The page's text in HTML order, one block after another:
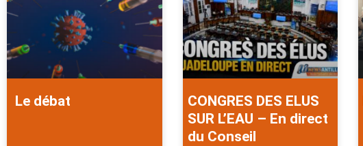
Le débat
CONGRES DES ELUS
SUR L’EAU – En direct
du Conseil